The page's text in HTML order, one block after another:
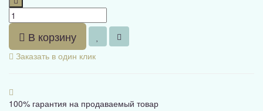
В корзину
Заказать в один клик
100% гарантия на продаваемый товар